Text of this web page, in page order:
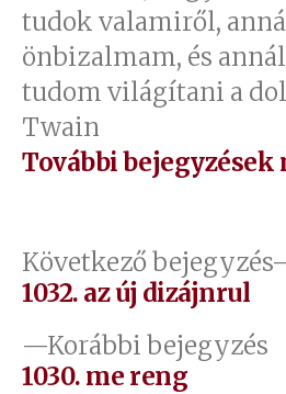
tudok valamiről,
önbizalmam, és
tudom világítani a
Twain
További
Bejegyzés
navigáció
Korábbi bejegyzés
1030. me reng
Következő bejegyzés
1032. az új dizájnrul